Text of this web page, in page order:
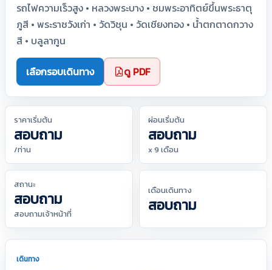
รถไฟความเร็วสูง • หลวงพระบาง • ชมพระอาทิตย์ขึ้นพระธาตุ
ภูสี • พระราชวังเก่า • วัดวิชุน • วัดเชียงทอง • น้ำตกตาดกวาง
สี • บลูลากูน
เลือกรอบเดินทาง ดู PDF
ราคาเริ่มต้น
สอบถาม
/ท่าน
ผ่อนเริ่มต้น
สอบถาม
x 9 เดือน
สถานะ
สอบถาม
สอบถามเจ้าหน้าที่
เดือนเดินทาง
สอบถาม
เดินทาง